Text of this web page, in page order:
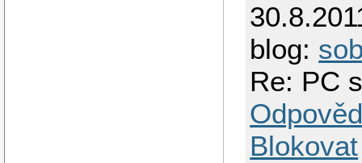
blog:
Re: PC
Blokovat